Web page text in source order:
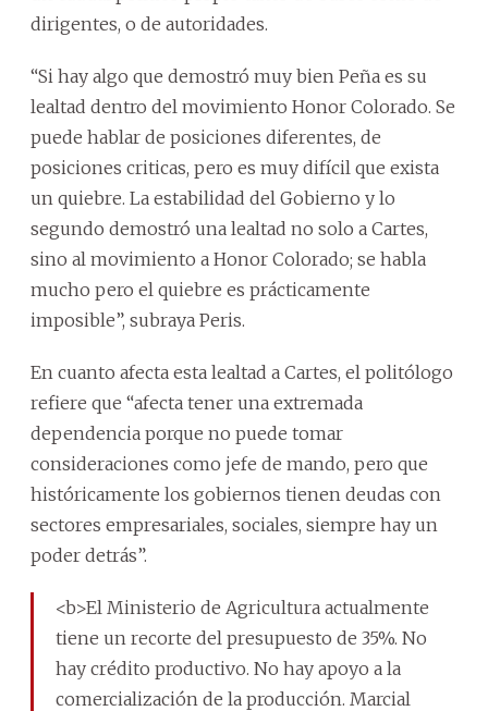
dirigentes, o de autoridades.
“Si hay algo que demostró muy bien Peña es su
lealtad dentro del movimiento Honor Colorado. Se
puede hablar de posiciones diferentes, de
posiciones criticas, pero es muy difícil que exista
un quiebre. La estabilidad del Gobierno y lo
segundo demostró una lealtad no solo a Cartes,
sino al movimiento a Honor Colorado; se habla
mucho pero el quiebre es prácticamente
imposible”, subraya Peris.
En cuanto afecta esta lealtad a Cartes, el politólogo
refiere que “afecta tener una extremada
dependencia porque no puede tomar
consideraciones como jefe de mando, pero que
históricamente los gobiernos tienen deudas con
sectores empresariales, sociales, siempre hay un
poder detrás”.
<b>El Ministerio de Agricultura actualmente
tiene un recorte del presupuesto de 35%. No
hay crédito productivo. No hay apoyo a la
comercialización de la producción. Marcial